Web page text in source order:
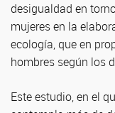
desigualdad en
mujeres en la
ecología, que en
hombres según los
Este estudio, en el